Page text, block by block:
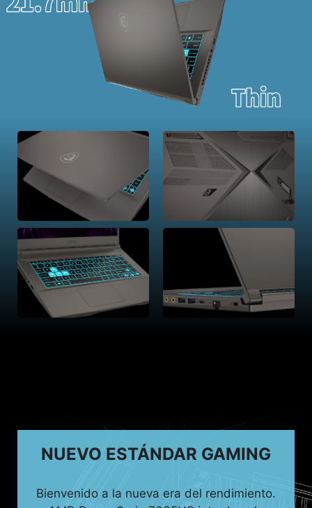
NUEVO ESTÁNDAR GAMING
Bienvenido a la nueva era del rendimiento.